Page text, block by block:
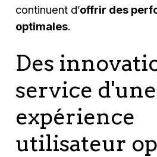
continuent d’offrir des
optimales.
Des
service d'une
expérience
utilisateur